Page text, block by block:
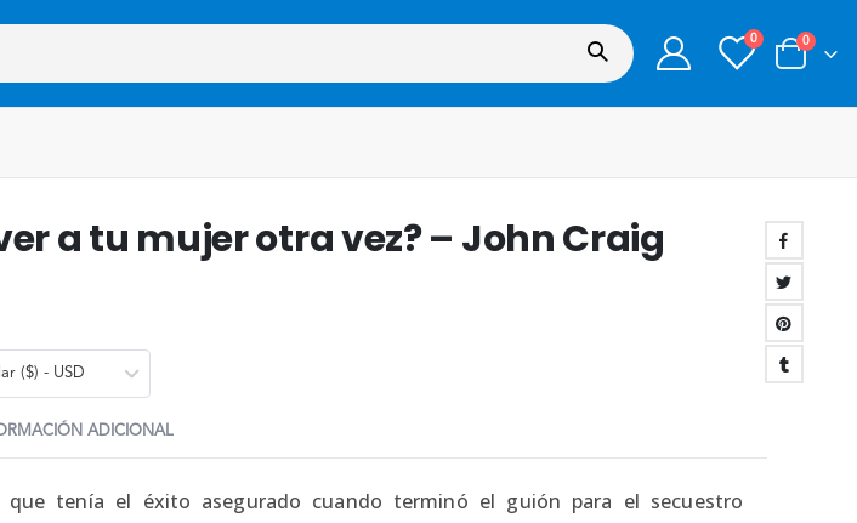
0 0
a tu mujer otra vez? – John Craig
($) - USD
ADICIONAL
que tenía el éxito asegurado cuando terminó el guión para el secuestro